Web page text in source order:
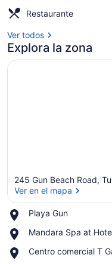
Restaurante
Ver todos
Explora la zona
245 Gun Beach Road,
Ver en el mapa
Playa Gun
Place,
Gun
Mandara Spa at
Place,
Spa
Centro comercial T
Place,